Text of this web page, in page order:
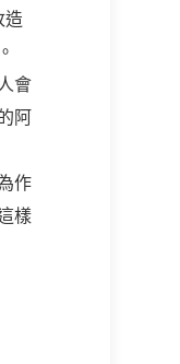
造
會
阿
作
樣